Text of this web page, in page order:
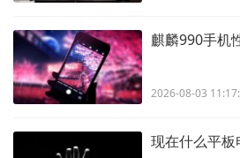
麒麟990手机
2026-08-03
现在什么平